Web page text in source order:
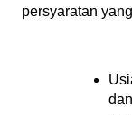
persyaratan